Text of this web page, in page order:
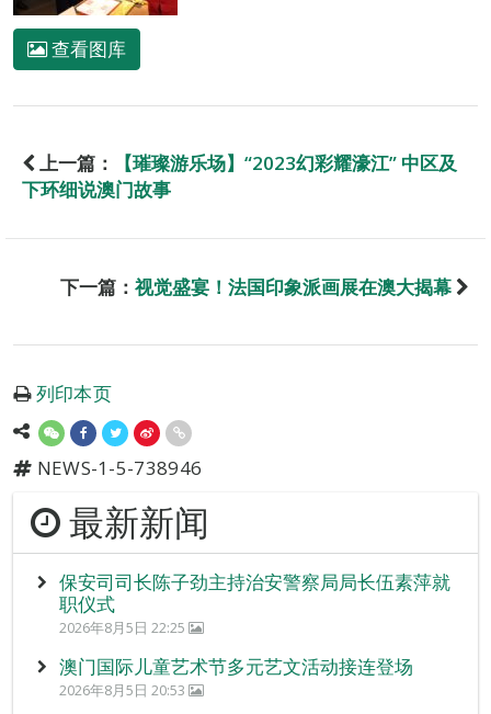
查看图库
上一篇：
【璀璨游乐场】“2023幻彩耀濠江” 中区及
下环细说澳门故事
下一篇： 视觉盛宴！法国印象派画展在澳大揭幕
列印本页
NEWS-1-5-738946
最新新闻
保安司司长陈子劲主持治安警察局局长伍素萍就
职仪式
2026年8月5日 22:25
澳门国际儿童艺术节多元艺文活动接连登场
2026年8月5日 20:53